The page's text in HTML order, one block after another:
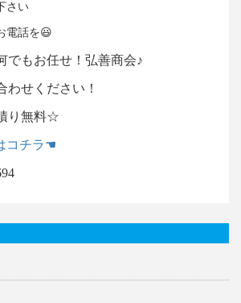
さい
電話を😃
でもお任せ！弘善商会♪
わせください！
り無料☆
コチラ☚